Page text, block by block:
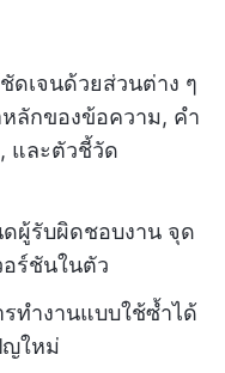
ดเจนด้วยส่วนต่าง ๆ
หลักของข้อความ, คำ
และตัวชี้วัด
ผู้รับผิดชอบงาน จุด
ร์ชันในตัว
ทำงานแบบใช้ซ้ำได้
ญใหม่